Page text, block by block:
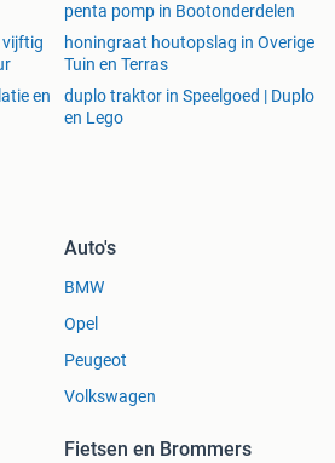
penta pomp in Bootonderdelen
vijftig
honingraat houtopslag in Overige
Tuin en Terras
en
duplo traktor in Speelgoed | Duplo
en Lego
Auto's
BMW
Opel
Peugeot
Volkswagen
Fietsen en Brommers